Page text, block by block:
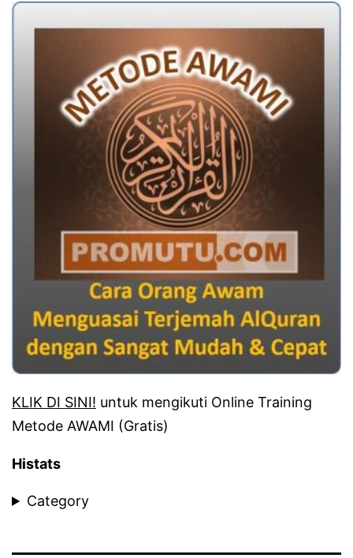
KLIK DI SINI! untuk mengikuti Online Training
Metode AWAMI (Gratis)
Histats
Category